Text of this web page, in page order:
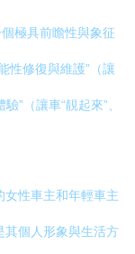
極具前瞻性與象征
性修復與維護”（讓
”（讓車“靚起來”、
女性車主和年輕車主
其個人形象與生活方